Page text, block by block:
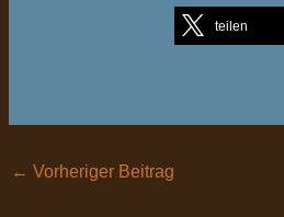
teilen
← Vorheriger Beitrag